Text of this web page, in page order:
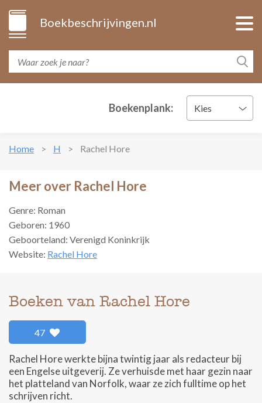
Boekbeschrijvingen.nl
Boekenplank: Kies
Home H Rachel Hore
Meer over Rachel Hore
Genre: Roman
Geboren: 1960
Geboorteland: Verenigd Koninkrijk
Website: Rachel Hore
Boeken van Rachel Hore
47
Rachel Hore werkte bijna twintig jaar als redacteur bij
een Engelse uitgeverij. Ze verhuisde met haar gezin naar
het platteland van Norfolk, waar ze zich fulltime op het
schrijven richt.